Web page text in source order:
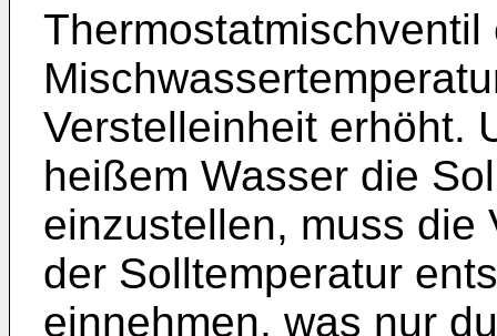
Verstelleinheit erhöht.
heißem Wasser die
einzustellen, muss die
der Solltemperatur
einnehmen, was nur